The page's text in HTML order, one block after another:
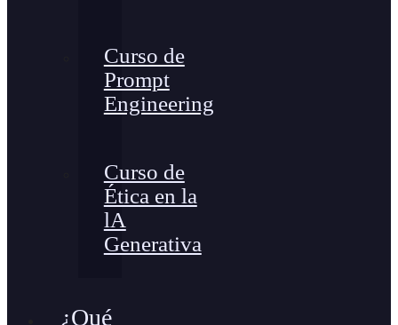
Curso de
Prompt
Engineering
Curso de
Ética en la
lA
Generativa
¿Qué